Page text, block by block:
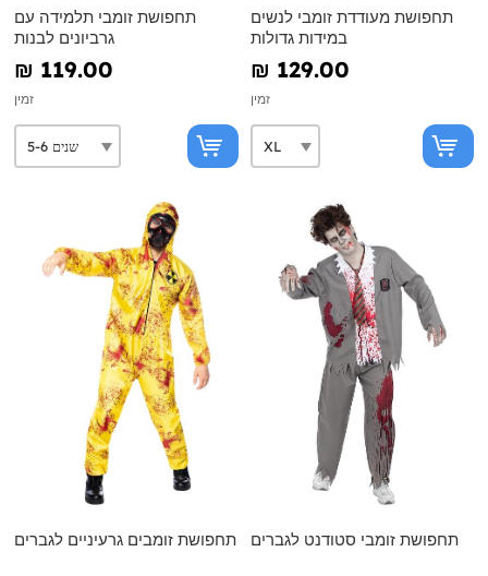
תחפושת זומבי תלמידה עם
גרביונים לבנות
₪‎ 119.00
זמין
תחפושת מעודדת זומבי לנשים
במידות גדולות
₪‎ 129.00
זמין
תחפושת זומבים גרעיניים לגברים תחפושת זומבי סטודנט לגברים